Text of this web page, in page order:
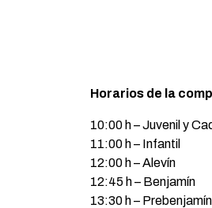
Horarios de la
10:00 h – Juvenil y
11:00 h – Infantil
12:00 h – Alevín
12:45 h – Benjamín
13:30 h –